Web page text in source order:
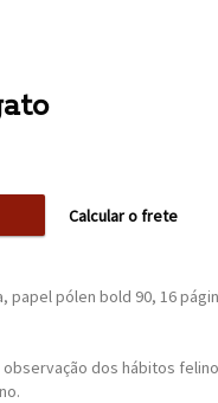
Calcular o frete
papel pólen bold 90, 16
dos hábitos